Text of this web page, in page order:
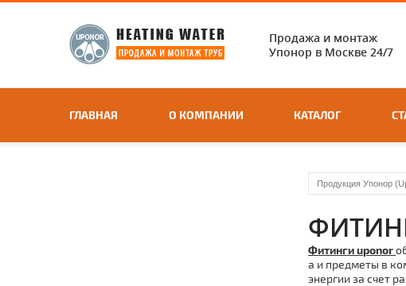
Продажа и монтаж
Упонор в Москве 24/7
ГЛАВНАЯ О КОМПАНИИ КАТАЛОГ
Продукция Упонор
Фитинги uponor
а и предметы в
энергии за счет